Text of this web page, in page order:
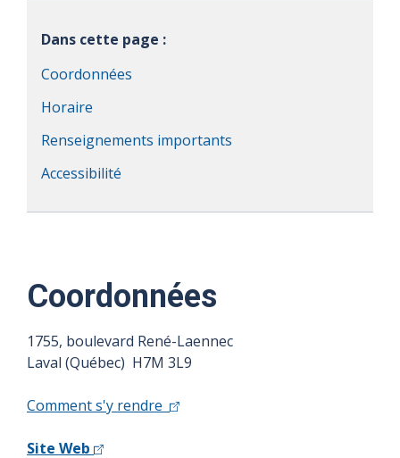
Dans cette page :
Coordonnées
Horaire
Renseignements importants
Accessibilité
Coordonnées
1755, boulevard René-Laennec
Laval (Québec) H7M 3L9
Comment s'y rendre
Site Web